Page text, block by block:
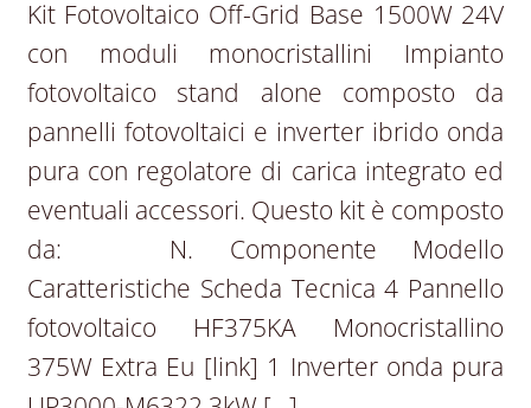
Kit Fotovoltaico Off-Grid Base 1500W 24V
con moduli monocristallini Impianto
fotovoltaico stand alone composto da
pannelli fotovoltaici e inverter ibrido onda
pura con regolatore di carica integrato ed
eventuali accessori. Questo kit è composto
da: N. Componente Modello
Caratteristiche Scheda Tecnica 4 Pannello
fotovoltaico HF375KA Monocristallino
375W Extra Eu [link] 1 Inverter onda pura